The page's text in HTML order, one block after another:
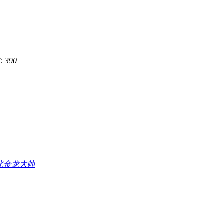
390
金龙大帅